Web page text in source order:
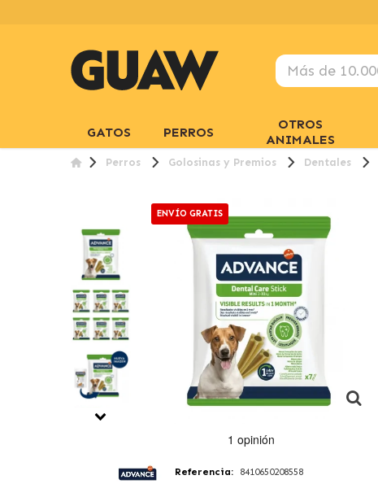
GATOS PERROS
OTROS
ANIMALES
Perros Golosinas y Premios Dentales
ENVÍO GRATIS
Referencia: 8410650208558